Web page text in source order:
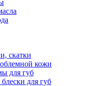
скатки
кожи
для губ
для губ